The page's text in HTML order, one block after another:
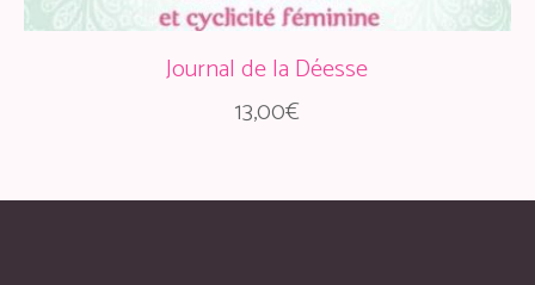
Journal de la Déesse
13,00€